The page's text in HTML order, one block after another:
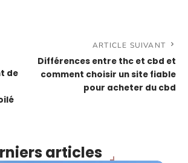
de
ARTICLE SUIVANT
Différences entre thc et cbd et
comment choisir un site fiable
pour acheter du cbd
articles